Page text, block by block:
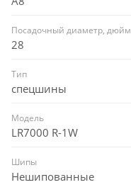
Посадочный диаметр, дюйм
28
Тип
спецшины
Модель
LR7000 R-1W
Шипы
Нешипованные